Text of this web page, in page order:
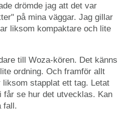
drömde jag att det var
på mina väggar. Jag gillar
liksom kompaktare och lite
till Woza-kören. Det känns
ordning. Och framför allt
liksom stapplat ett tag. Letat
får se hur det utvecklas. Kan
fall.